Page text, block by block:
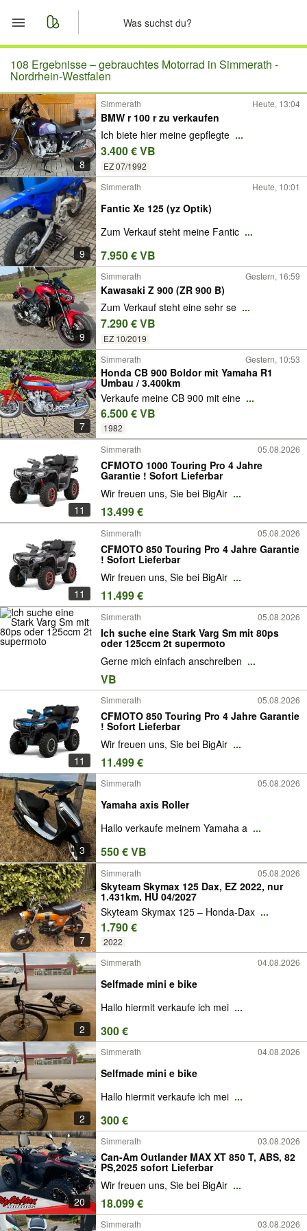
Start
Merkliste
Nachrichten
Anzeige aufgeben
108 Ergebnisse –gebrauchtes Motorrad in Simmerath -
Nordrhein-Westfalen
8
Simmerath Heute, 13:04
BMW r 100 r zu verkaufen
Ich biete hier meine gepflegte ...
3.400 € VB
EZ 07/1992
9
Simmerath Heute, 10:01
Fantic Xe 125 (yz Optik)
Zum Verkauf steht meine Fantic ...
7.950 € VB
9
Simmerath Gestern, 16:59
Kawasaki Z 900 (ZR 900 B)
Zum Verkauf steht eine sehr se ...
7.290 € VB
EZ 10/2019
7
Simmerath Gestern, 10:53
Honda CB 900 Boldor mit Yamaha R1
Umbau / 3.400km
Verkaufe meine CB 900 mit eine ...
6.500 € VB
1982
11
Simmerath 05.08.2026
CFMOTO 1000 Touring Pro 4 Jahre
Garantie ! Sofort Lieferbar
Wir freuen uns, Sie bei BigAir ...
13.499 €
11
Simmerath 05.08.2026
CFMOTO 850 Touring Pro 4 Jahre Garantie
! Sofort Lieferbar
Wir freuen uns, Sie bei BigAir ...
11.499 €
Simmerath 05.08.2026
Ich suche eine Stark Varg Sm mit 80ps
oder 125ccm 2t supermoto
Gerne mich einfach anschreiben ...
VB
11
Simmerath 05.08.2026
CFMOTO 850 Touring Pro 4 Jahre Garantie
! Sofort Lieferbar
Wir freuen uns, Sie bei BigAir ...
11.499 €
3
Simmerath 05.08.2026
Yamaha axis Roller
Hallo verkaufe meinem Yamaha a ...
550 € VB
7
Simmerath 05.08.2026
Skyteam Skymax 125 Dax, EZ 2022, nur
1.431km, HU 04/2027
Skyteam Skymax 125 – Honda-Dax ...
1.790 €
2022
2
Simmerath 04.08.2026
Selfmade mini e bike
Hallo hiermit verkaufe ich mei ...
300 €
2
Simmerath 04.08.2026
Selfmade mini e bike
Hallo hiermit verkaufe ich mei ...
300 €
20
Simmerath 03.08.2026
Can-Am Outlander MAX XT 850 T, ABS, 82
PS,2025 sofort Lieferbar
Wir freuen uns, Sie bei BigAir ...
18.099 €
Simmerath 03.08.2026